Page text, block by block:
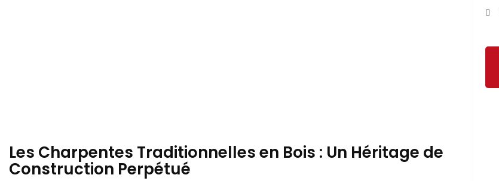
Les Charpentes Traditionnelles en Bois : Un Héritage de
Construction Perpétué